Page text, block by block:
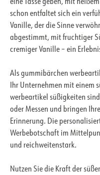
eine Tasse geben, mit
schon entfaltet sich ein
Vanille, der die Sinne
abgestimmt, mit fruchtiger
cremiger Vanille – ein
Als gummibärchen
Ihr Unternehmen mit einem
werbeartikel süßigkeiten
oder Messen und bringen
Erinnerung. Die
Werbebotschaft im
und reichweitenstark.
Nutzen Sie die Kraft der